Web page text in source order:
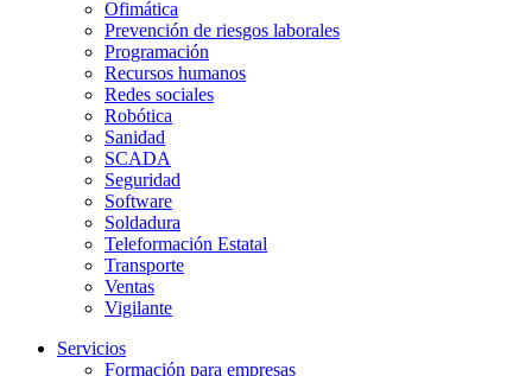
Ofimática
Prevención de riesgos laborales
Programación
Recursos humanos
Redes sociales
Robótica
Sanidad
SCADA
Seguridad
Software
Soldadura
Teleformación Estatal
Transporte
Ventas
Vigilante
Servicios
Formación para empresas